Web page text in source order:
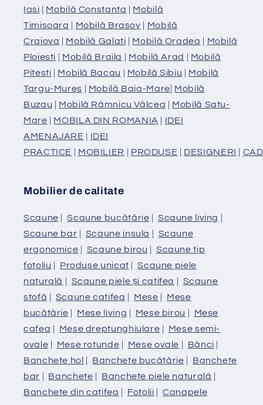
Iasi | Mobilă Constanta | Mobilă
Timisoara | Mobilă Brasov | Mobilă
Craiova | Mobilă Galati | Mobilă Oradea | Mobilă
Ploiesti | Mobilă Braila | Mobilă Arad | Mobilă
Pitesti | Mobilă Bacau | Mobilă Sibiu | Mobilă
Targu-Mures | Mobilă Baia-Mare| Mobilă
Buzau | Mobilă Râmnicu Vâlcea | Mobilă Satu-
Mare | MOBILA DIN ROMANIA | IDEI
AMENAJARE | IDEI
PRACTICE | MOBILIER | PRODUSE | DESIGNERI |
Mobilier de calitate
Scaune |Scaune bucătărie | Scaune living |
Scaune bar | Scaune insula | Scaune
ergonomice | Scaune birou | Scaune tip
fotoliu | Produse unicat |Scaune piele
naturală | Scaune piele și catifea | Scaune
stofă | Scaune catifea | Mese | Mese
bucătărie | Mese living | Mese birou | Mese
cafea | Mese dreptunghiulare | Mese semi-
ovale | Mese rotunde | Mese ovale | Bănci |
Banchete hol | Banchete bucătărie | Banchete
bar | Banchete | Banchete piele naturală |
Banchete din catifea | Fotolii |Canapele